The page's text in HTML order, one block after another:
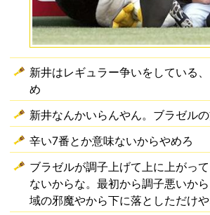
新井はレギュラー争いをしている
め
新井なんかいらんやん。ブラゼル
辛い7番とか意味ないからやめろ
ブラゼルが調子上げて上に上がっ
ないからな。最初から調子悪いか
域の邪魔やから下に落としただけ